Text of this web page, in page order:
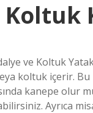
Koltuk
ve Koltuk
koltuk içerir.
kanepe olur
Ayrıca